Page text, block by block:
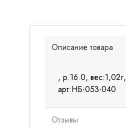
Описание товара
, р.16.0, вес:1,02г,
арт:НБ-053-040
Отзывы